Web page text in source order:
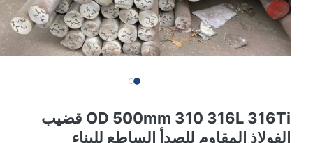
OD 500mm 310 316L 316Ti قضيب
الفولاذ المقاوم للصدأ الساطع للبناء